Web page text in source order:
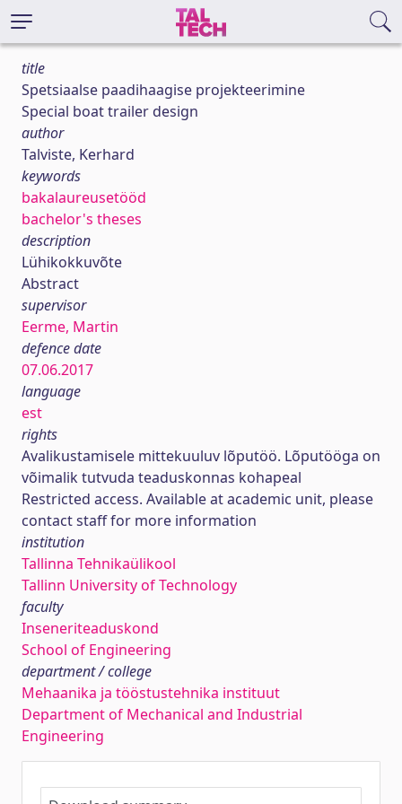
title
Spetsiaalse paadihaagise projekteerimine
Special boat trailer design
author
Talviste, Kerhard
keywords
bakalaureusetööd
bachelor's theses
description
Lühikokkuvõte
Abstract
supervisor
Eerme, Martin
defence date
07.06.2017
language
est
rights
Avalikustamisele mittekuuluv lõputöö. Lõputööga on
võimalik tutvuda teaduskonnas kohapeal
Restricted access. Available at academic unit, please
contact staff for more information
institution
Tallinna Tehnikaülikool
Tallinn University of Technology
faculty
Inseneriteaduskond
School of Engineering
department / college
Mehaanika ja tööstustehnika instituut
Department of Mechanical and Industrial
Engineering